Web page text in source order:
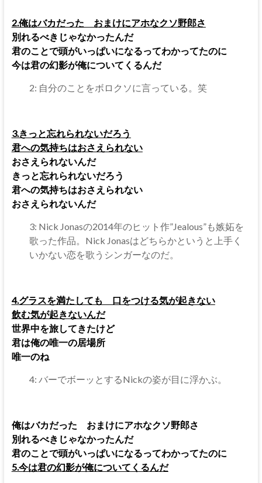
2.俺はバカだった おまけにアホなクソ野郎さ
別れるべきじゃなかったんだ
君のことで頭がいっぱいになるってわかってたのに
今は君の幻影が俺についてくるんだ
2: 自分のことをボロクソに言っている。笑
3.きっと忘れられないだろう
君への気持ちはおさえられない
おさえられないんだ
きっと忘れられないだろう
君への気持ちはおさえられない
おさえられないんだ
3: Nick Jonasの2014年のヒット作”Jealous”も嫉妬を
歌った作品。Nick Jonasはどちらかというと上手く
いかない恋を歌うシンガーなのだ。
4.グラスを満たしても 口をつける気が起きない
飲む気が起きないんだ
世界中を旅してきたけど
君は俺の唯一の居場所
唯一のね
4: バーでボーッとするNickの姿が目に浮かぶ。
俺はバカだった おまけにアホなクソ野郎さ
別れるべきじゃなかったんだ
君のことで頭がいっぱいになるってわかってたのに
5.今は君の幻影が俺についてくるんだ